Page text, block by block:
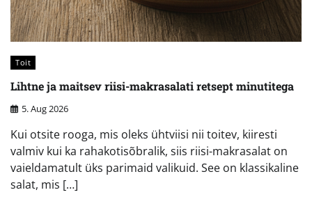
Toit
Lihtne ja maitsev riisi-makrasalati retsept minutitega
5. Aug 2026
Kui otsite rooga, mis oleks ühtviisi nii toitev, kiiresti
valmiv kui ka rahakotisõbralik, siis riisi-makrasalat on
vaieldamatult üks parimaid valikuid. See on klassikaline
salat, mis […]